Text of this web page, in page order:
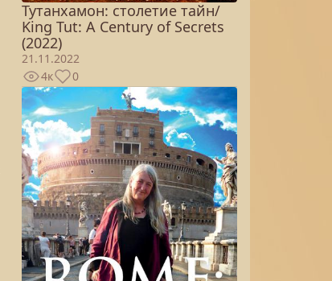
Тутанхамон: столетие тайн/
King Tut: A Century of Secrets
(2022)
21.11.2022
4к
0